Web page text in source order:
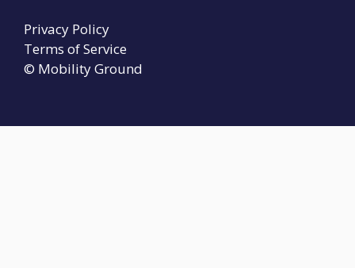
© Mobility Ground
Privacy Policy
Terms of Service